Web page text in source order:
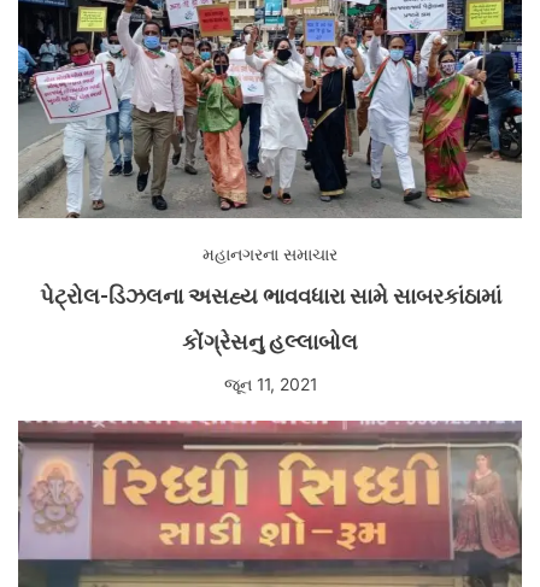
મહાનગરના સમાચાર
પેટ્રોલ-ડિઝલના અસહ્ય ભાવવધારા સામે સાબરકાંઠામાં
કોંગ્રેસનુ હલ્લાબોલ
જૂન 11, 2021